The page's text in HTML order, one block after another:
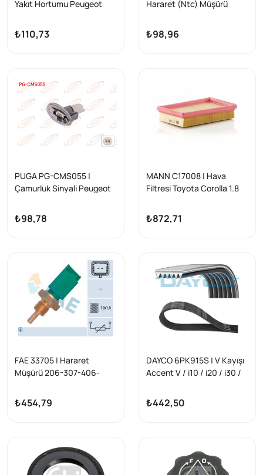
Yakıt Hortumu Peugeot
2013-/ 208-301-308 1.0-
1.2 Thp 2012-/ Citroen C-
-
₺110,73
Hararet (Ntc) Müşürü
2008-2011 / Corolla 1.6
2006-2013 / Citroen C1 1.0
₺98,96
PUGA PG-CMS055 |
Çamurluk Sinyali Peugeot
Citroen C1 / C2 / C3 / C4 /
Berlingo / C-Elysee
₺98,78
MANN C17008 | Hava
Filtresi Toyota Corolla 1.8
16 > Yaris P13 1.5 Hybrıd 15
>
₺872,71
FAE 33705 | Hararet
Müşürü 206-307-406-
1.4-1.6 Yesıl
₺454,79
DAYCO 6PK915S | V Kayışı
Accent V / i10 / i20 / i30 /
Ceed / C1 / 108 / Yaris /
Benzin 2014 -
₺442,50